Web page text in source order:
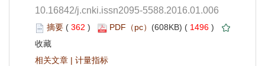
10.16842/j.cnki.issn2095-5588.2016.01.006
362 ) 1496 )
|